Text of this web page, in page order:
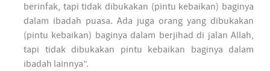
berinfak, tapi tidak dibukakan (pintu kebaikan) baginya
dalam ibadah puasa. Ada juga orang yang dibukakan
(pintu kebaikan) baginya dalam berjihad di jalan Allah,
tapi tidak dibukakan pintu kebaikan baginya dalam
ibadah lainnya”.